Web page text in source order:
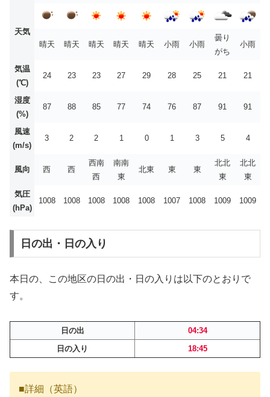
天気
晴天
晴天 晴天 晴天 晴天 小雨 小雨
曇り
がち
小雨
気温
(℃)
24 23 23 27 29 28 25 21 21
湿度
(%)
87 88 85 77 74 76 87 91 91
風速
(m/s)
3 2 2 1 0 1 3 5 4
風向 西 西
西南
西
南南
東
北東 東 東
北北
東
北北
東
気圧
(hPa)
1008 1008 1008 1008 1008 1007 1008 1009 1009
日の出・日の入り
本日の、この地区の日の出・日の入りは以下のとおりで
す。
日の出
04:34
日の入り
18:45
■詳細（英語）